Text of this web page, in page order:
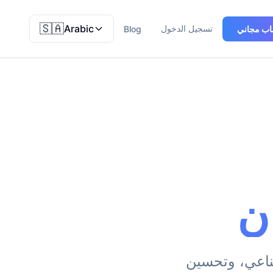
🇸🇦Arabic Blog تسجيل الدخول مجاني
وتحسين